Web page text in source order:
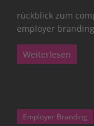
rückblick zum
employer
Weiterlesen
Employer Branding